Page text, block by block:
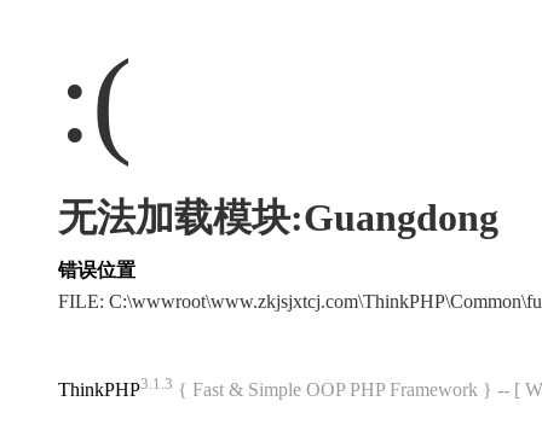
:(
无法加载模块:Guangdong
错误位置
FILE:
ThinkPHP3.1.3 { Fast & Simple OOP PHP Framework } -- [